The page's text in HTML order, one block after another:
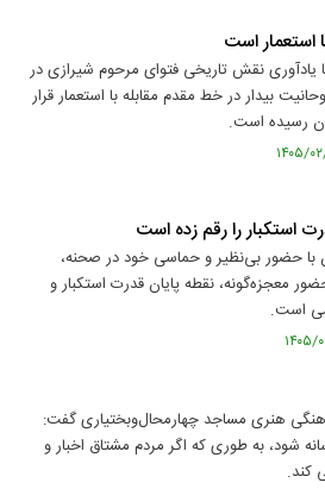
استعمار است
یادآوری نقش تاریخی فتوای مرحوم شیرازی در
بیدار در خط مقدم مقابله با استعمار قرار
رسیده است.
استکبار را رقم زده است
با حضور بی‌نظیر و حماسی خود در صحنه،
معجزه‌گونه، نقطه پایان قدرت استکبار و
است.
هنری مساجد چهارمحال‌‌و‌بختیاری گفت:
شود، به طوری که اگر مردم مشتاق اخبار و
کند.